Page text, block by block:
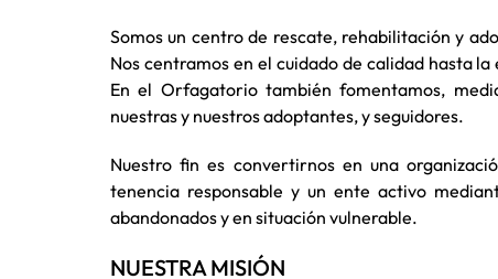
Somos un centro de rescate, rehabilitación y
Nos centramos en el cuidado de calidad hasta
En el Orfagatorio también fomentamos,
nuestras y nuestros adoptantes, y seguidores.
Nuestro fin es convertirnos en una
tenencia responsable y un ente activo
abandonados y en situación vulnerable.
NUESTRA MISIÓN